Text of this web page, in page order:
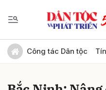
Công tác Dân tộc
Gửi bình luận